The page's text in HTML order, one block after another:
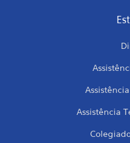
Assistência